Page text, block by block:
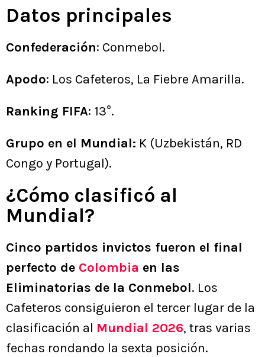
Datos principales
Confederación: Conmebol.
Apodo: Los Cafeteros, La Fiebre Amarilla.
Ranking FIFA: 13°.
Grupo en el Mundial: K (Uzbekistán, RD
Congo y Portugal).
¿Cómo clasificó al
Mundial?
Cinco partidos invictos fueron el final
perfecto de Colombia en las
Eliminatorias de la Conmebol. Los
Cafeteros consiguieron el tercer lugar de la
clasificación al Mundial 2026, tras varias
fechas rondando la sexta posición.